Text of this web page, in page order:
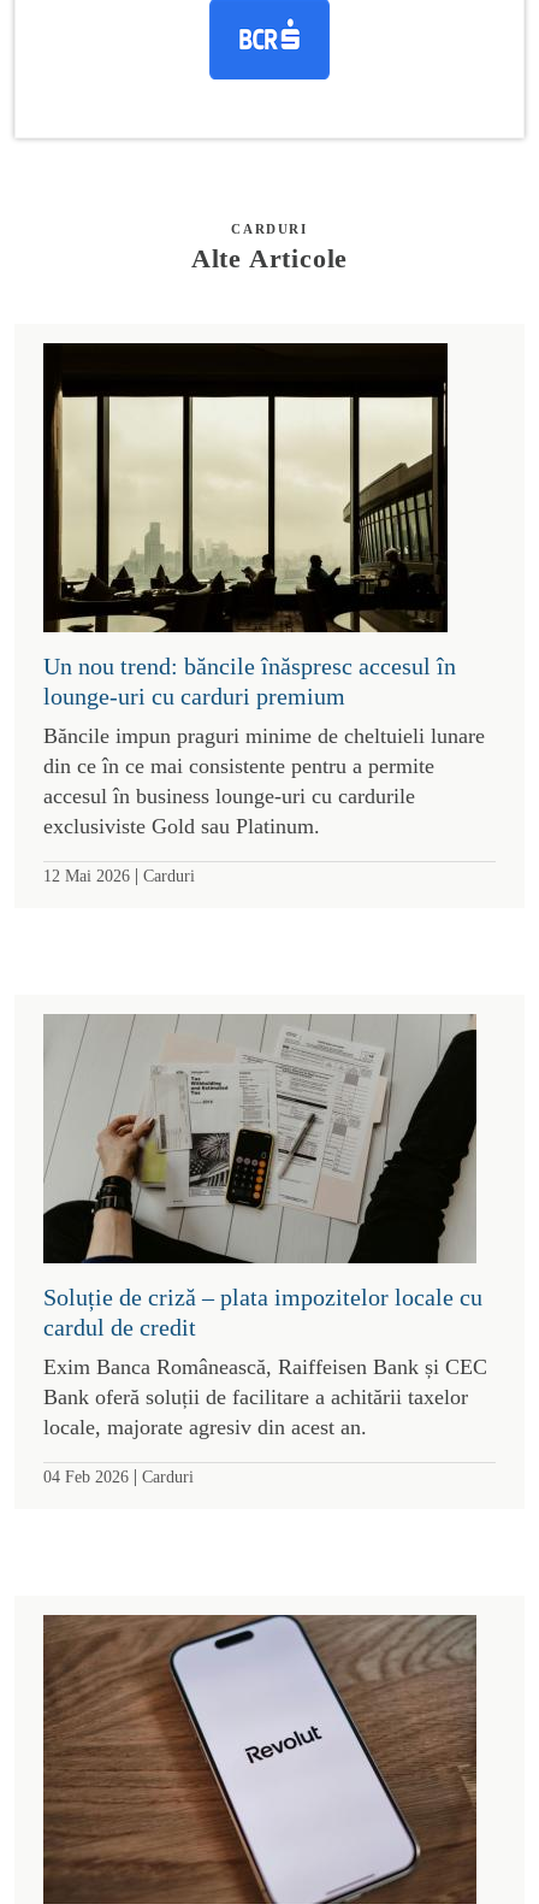
CARDURI
Alte Articole
Un nou trend: băncile înăspresc accesul în
lounge-uri cu carduri premium
Băncile impun praguri minime de cheltuieli lunare
din ce în ce mai consistente pentru a permite
accesul în business lounge-uri cu cardurile
exclusiviste Gold sau Platinum.
12 Mai 2026 | Carduri
Soluție de criză – plata impozitelor locale cu
cardul de credit
Exim Banca Românească, Raiffeisen Bank și CEC
Bank oferă soluții de facilitare a achitării taxelor
locale, majorate agresiv din acest an.
04 Feb 2026 | Carduri